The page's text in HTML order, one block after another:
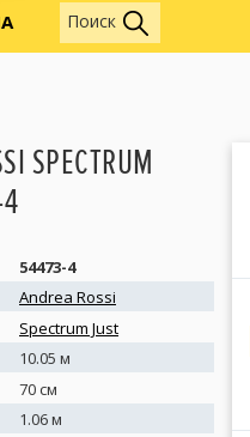
Обои
Поиск
SPECTRUM
54473-4
Andrea Rossi
Spectrum Just
10.05 м
70 см
1.06 м